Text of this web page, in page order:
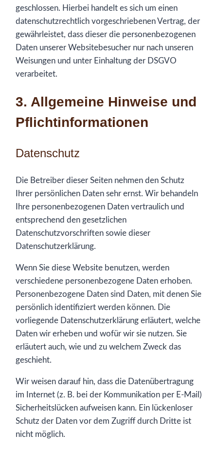
geschlossen. Hierbei handelt es sich um einen
datenschutzrechtlich vorgeschriebenen Vertrag, der
gewährleistet, dass dieser die personenbezogenen
Daten unserer Websitebesucher nur nach unseren
Weisungen und unter Einhaltung der DSGVO
verarbeitet.
3. Allgemeine Hinweise und
Pflicht­informationen
Datenschutz
Die Betreiber dieser Seiten nehmen den Schutz
Ihrer persönlichen Daten sehr ernst. Wir behandeln
Ihre personenbezogenen Daten vertraulich und
entsprechend den gesetzlichen
Datenschutzvorschriften sowie dieser
Datenschutzerklärung.
Wenn Sie diese Website benutzen, werden
verschiedene personenbezogene Daten erhoben.
Personenbezogene Daten sind Daten, mit denen Sie
persönlich identifiziert werden können. Die
vorliegende Datenschutzerklärung erläutert, welche
Daten wir erheben und wofür wir sie nutzen. Sie
erläutert auch, wie und zu welchem Zweck das
geschieht.
Wir weisen darauf hin, dass die Datenübertragung
im Internet (z. B. bei der Kommunikation per E-Mail)
Sicherheitslücken aufweisen kann. Ein lückenloser
Schutz der Daten vor dem Zugriff durch Dritte ist
nicht möglich.